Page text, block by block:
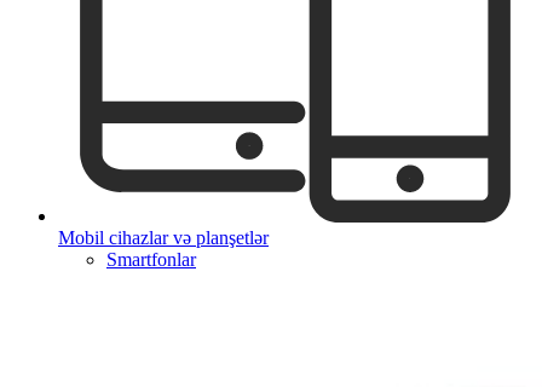
Mobil cihazlar və planşetlər
Smartfonlar